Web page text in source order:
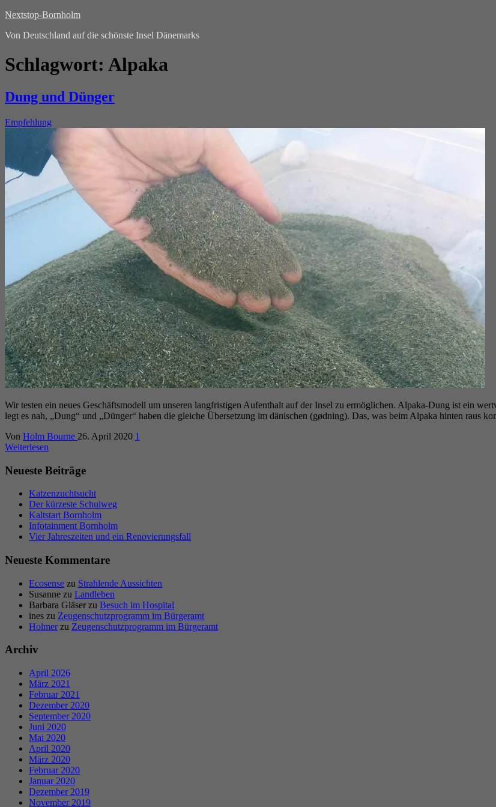
Nextstop-Bornholm
Von Deutschland auf die schönste Insel Dänemarks
Schlagwort: Alpaka
Dung und Dünger
Empfehlung
Wir testen ein neues Geschäftsmodell um unseren langfristigen Aufenthalt auf der Insel zu ermöglichen. Alpaka-Dung ist ein
legt es nah, „Dung“ und „Dünger“ haben die gleiche Übersetzung im dänischen (gødning). Das, was beim Alpaka hinten raus
Von Holm Bourne 26. April 2020 1
Weiterlesen
Neueste Beiträge
Katzenzuchtsucht
Der kürzeste Schulweg
Kaltstart Bornholm
Infotainment Bornholm
Vier Jahreszeiten und ein Renovierungsfall
Neueste Kommentare
Ecosense zu Strahlende Aussichten
Susanne zu Landleben
Barbara Gläser zu Besuch im Hospital
ines zu Zeugenschutzprogramm im Bürgeramt
Holmerzu Zeugenschutzprogramm im Bürgeramt
Archiv
April 2026
März 2021
Februar 2021
Dezember 2020
September 2020
Juni 2020
Mai 2020
April 2020
März 2020
Februar 2020
Januar 2020
Dezember 2019
November 2019